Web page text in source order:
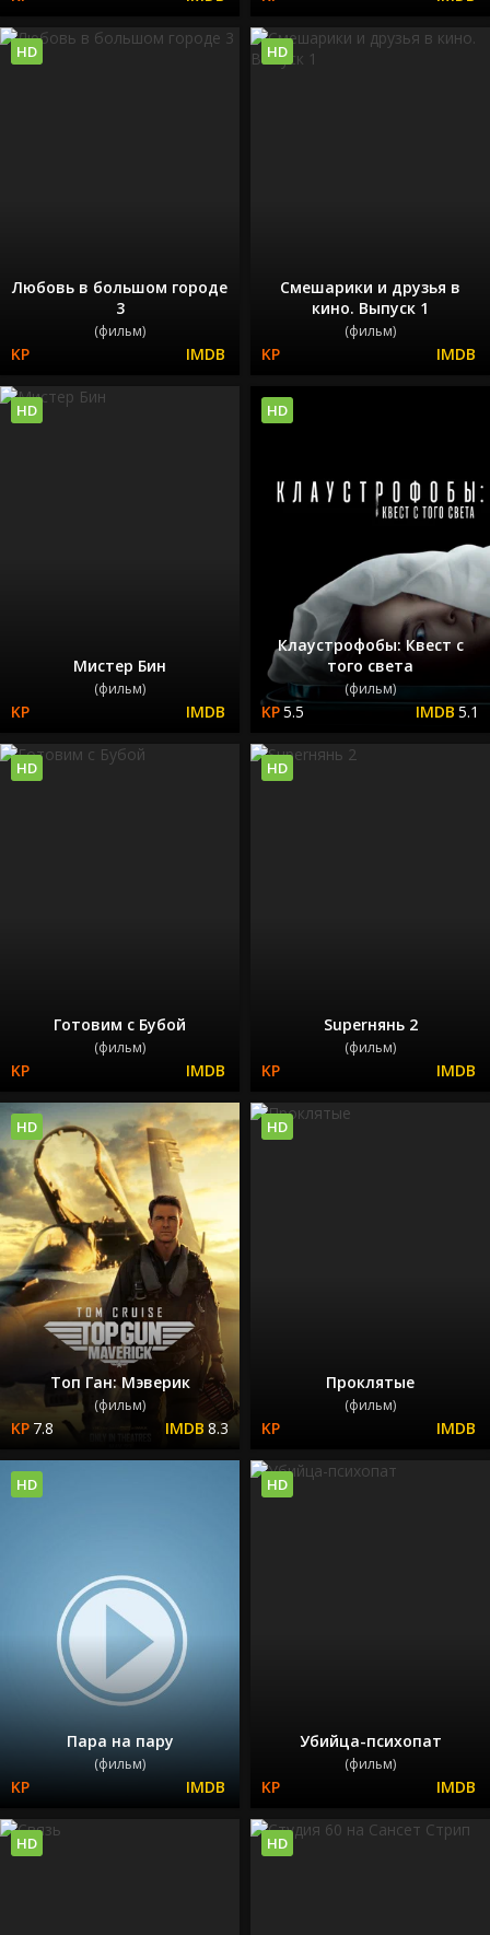
Любовь в большом городе
3
(фильм)
HD
Смешарики и друзья в
кино. Выпуск 1
(фильм)
HD
Мистер Бин
(фильм)
HD
Клаустрофобы: Квест с
того света
(фильм)
5.5 5.1
HD
Готовим с Бубой
(фильм)
HD
Superнянь 2
(фильм)
HD
Топ Ган: Мэверик
(фильм)
7.8 8.3
HD
Проклятые
(фильм)
HD
Пара на пару
(фильм)
HD
Убийца-психопат
(фильм)
HD
HD HD